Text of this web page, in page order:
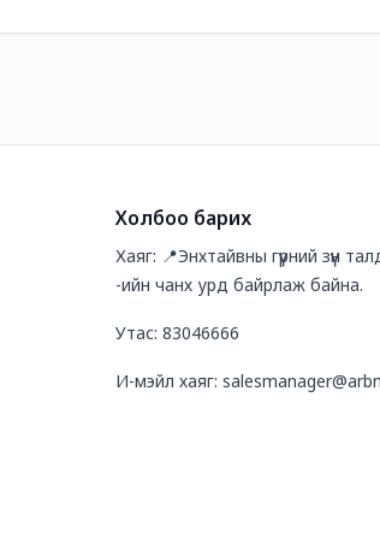
Холбоо барих
Хаяг: 📍Энхтайвны гүүрний зүүн
-ийн чанх урд байрлаж байна.
Утас: 83046666
И-мэйл хаяг: